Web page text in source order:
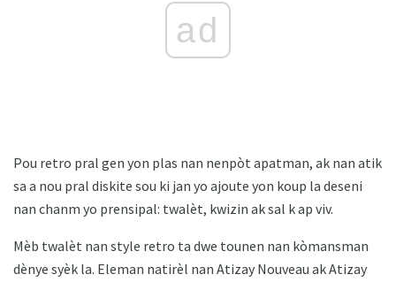
ad
Pou retro pral gen yon plas nan nenpòt apatman, ak nan atik
sa a nou pral diskite sou ki jan yo ajoute yon koup la deseni
nan chanm yo prensipal: twalèt, kwizin ak sal k ap viv.
Mèb twalèt nan style retro ta dwe tounen nan kòmansman
dènye syèk la. Eleman natirèl nan Atizay Nouveau ak Atizay